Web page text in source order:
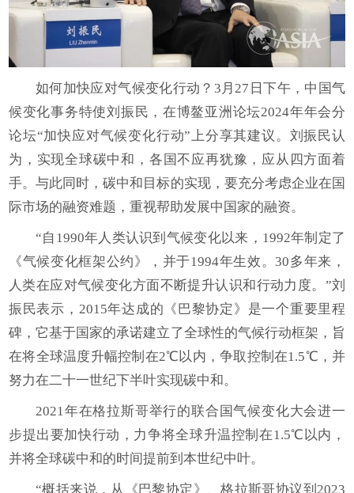
如何加快应对气候变化行动？3月27日下午，中国气
候变化事务特使刘振民，在博鳌亚洲论坛2024年年会分
论坛“加快应对气候变化行动”上分享其建议。刘振民认
为，实现全球碳中和，各国不应再犹豫，应从四方面着
手。与此同时，碳中和目标的实现，要充分考虑企业在国
际市场的融资难题，重视帮助发展中国家的融资。
“自1990年人类认识到气候变化以来，1992年制定了
《气候变化框架公约》，并于1994年生效。30多年来，
人类在应对气候变化方面不断提升认识和行动力度。”刘
振民表示，2015年达成的《巴黎协定》是一个重要里程
碑，它基于国家的承诺建立了全球性的气候行动框架，旨
在将全球温度升幅控制在2℃以内，争取控制在1.5℃，并
努力在二十一世纪下半叶实现碳中和。
2021年在格拉斯哥举行的联合国气候变化大会进一
步提出要加快行动，力争将全球升温控制在1.5℃以内，
并将全球碳中和的时间提前到本世纪中叶。
“概括来说，从《巴黎协定》、格拉斯哥协议到2023